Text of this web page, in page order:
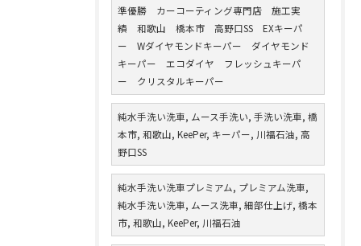
準優勝 カーコーティング専門店 施工実
績 和歌山 橋本市 高野口SS EXキーパ
ー Wダイヤモンドキーパー ダイヤモンド
キーパー エコダイヤ フレッシュキーパ
ー クリスタルキーパー
純水手洗い洗車, ムース手洗い, 手洗い洗車, 橋
本市, 和歌山, KeePer, キーパー, 川福石油, 高
野口SS
純水手洗い洗車プレミアム, プレミアム洗車,
純水手洗い洗車, ムース洗車, 細部仕上げ, 橋本
市, 和歌山, KeePer, 川福石油